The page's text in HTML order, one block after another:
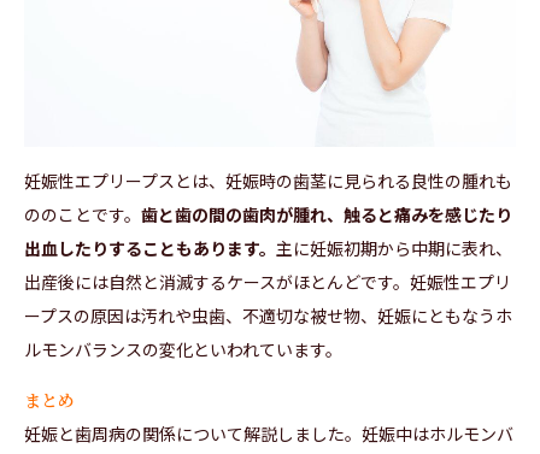
妊娠性エプリープスとは、妊娠時の歯茎に見られる良性の腫れも
ののことです。 歯と歯の間の歯肉が腫れ、触ると痛みを感じたり
出血したりすることもあります。 主に妊娠初期から中期に表れ、
出産後には自然と消滅するケースがほとんどです。妊娠性エプリ
ープスの原因は汚れや虫歯、不適切な被せ物、妊娠にともなうホ
ルモンバランスの変化といわれています。
まとめ
妊娠と歯周病の関係について解説しました。妊娠中はホルモンバ